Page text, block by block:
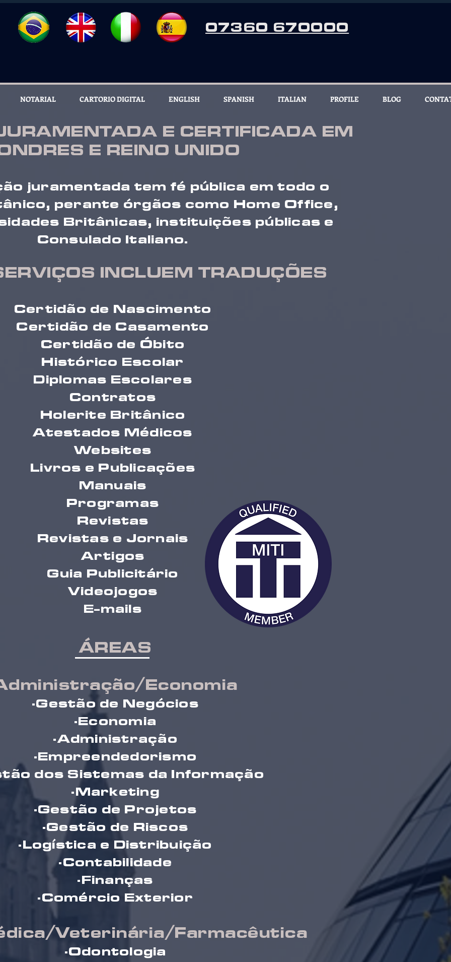
07360 670000
NOTARIAL CARTORIO DIGITAL ENGLISH SPANISH ITALIAN PROFILE BLOG
E CERTIFICADA EM
E REINO UNIDO
juramentada tem fé pública em todo o
perante órgãos como Home Office,
Britânicas, instituições públicas e
Consulado Italiano.
INCLUEM TRADUÇÕES
Certidão de Nascimento
Certidão de Casamento
Certidão de Óbito
Histórico Escolar
Diplomas Escolares
Contratos
Holerite Britânico
Atestados Médicos
Websites
Livros e Publicações
Manuais
Programas
Revistas
Revistas e Jornais
Artigos
Guia Publicitário
Videojogos
E-mails
ÁREAS
Economia
·Gestão de Negócios
·Economia
·Administração
·Empreendedorismo
dos Sistemas da Informação
·Marketing
·Gestão de Projetos
·Gestão de Riscos
·Logística e Distribuição
·Contabilidade
·Finanças
·Comércio Exterior
Veterinária/Farmacêutica
·Odontologia